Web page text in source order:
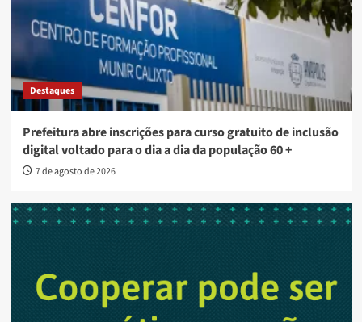
Destaques
Prefeitura abre inscrições para curso gratuito de inclusão
digital voltado para o dia a dia da população 60 +
7 de agosto de 2026